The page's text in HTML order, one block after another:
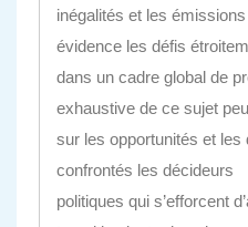
inégalités et les
évidence les défis
dans un cadre global de
exhaustive de ce sujet
sur les opportunités et les
confrontés les décideurs
politiques qui s’efforcent